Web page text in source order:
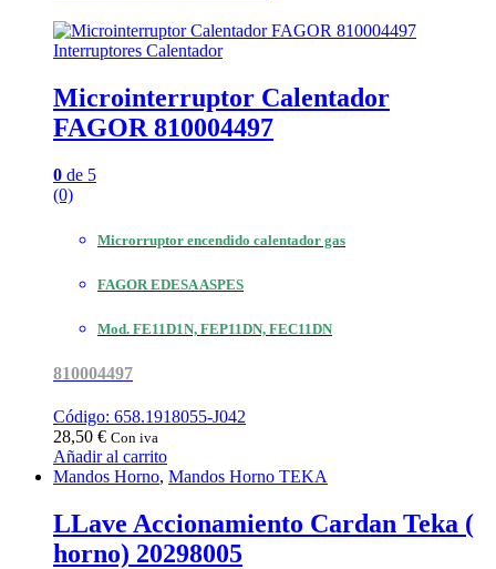
Interruptores Calentador
Microinterruptor Calentador
FAGOR 810004497
0 de 5
(0)
Microrruptor encendido calentador gas
FAGOR EDESA ASPES
Mod. FE11D1N, FEP11DN, FEC11DN
810004497
Código: 658.1918055-J042
28,50 € Con iva
Añadir al carrito
Mandos Horno, Mandos Horno TEKA
LLave Accionamiento Cardan Teka (
horno) 20298005